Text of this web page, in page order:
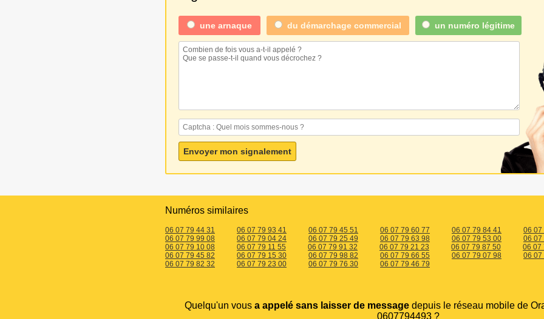
une arnaque du démarchage commercial un numéro légitime
Numéros similaires
06 07 79 44 31 06 07 79 93 41 06 07 79 45 51 06 07 79 60 77 06 07 79 84 41
06 07
06 07 79 99 08
06 07 79 04 24 06 07 79 25 49 06 07 79 63 98 06 07 79 53 00
06 07
06 07 79 10 08
06 07 79 11 55 06 07 79 91 32 06 07 79 21 23 06 07 79 87 50
06 07
06 07 79 45 82
06 07 79 15 30 06 07 79 98 82 06 07 79 66 55 06 07 79 07 98
06 07
06 07 79 82 32
06 07 79 23 00 06 07 79 76 30 06 07 79 46 79
Quelqu'un vous a appelé sans laisser de message depuis le réseau mobile de
0607794493 ?